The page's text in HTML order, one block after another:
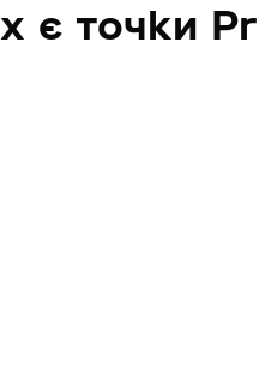
є точки